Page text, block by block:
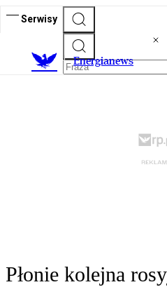
Serwisy
Energianews
Płonie kolejna